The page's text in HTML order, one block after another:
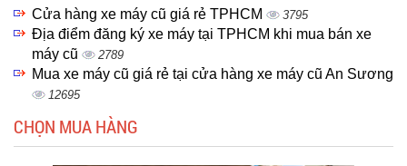
Cửa hàng xe máy cũ giá rẻ TPHCM 3795
Địa điểm đăng ký xe máy tại TPHCM khi mua bán xe
máy cũ
2789
Mua xe máy cũ giá rẻ tại cửa hàng xe máy cũ An Sương
12695
CHỌN MUA HÀNG